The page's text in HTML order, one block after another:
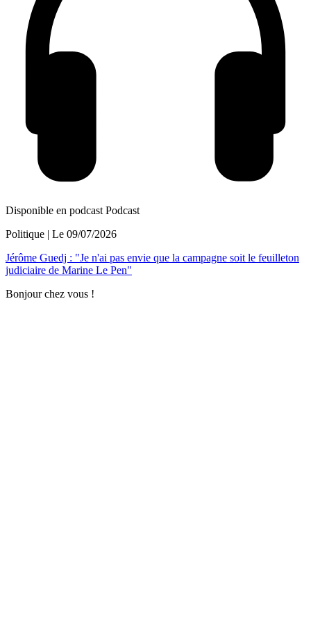
Disponible en podcast Podcast
Politique | Le 09/07/2026
Jérôme Guedj : "Je n'ai pas envie que la campagne soit le feuilleton
judiciaire de Marine Le Pen"
Bonjour chez vous !